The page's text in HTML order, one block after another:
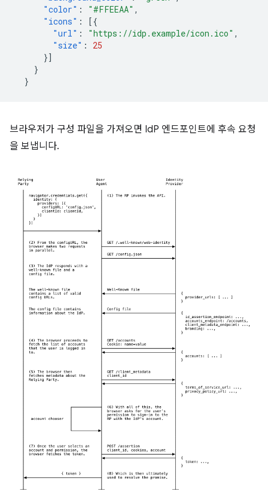
"color" : "#FFEEAA" ,
"icons" :
[{
"url" : "https://idp.example/icon.ico" ,
"size" :
25
}]
}
}
브라우저가 구성 파일을 가져오면 IdP 엔드포인트에 후속 요청
을 보냅니다.